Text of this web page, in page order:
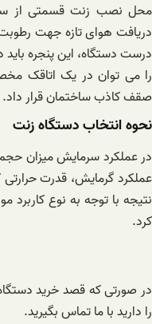
محل نصب زنت قسمتی از
دریافت هوای تازه جهت
درست دستگاه، این پنجره باید
را می توان در یک اتاقک
صقف کاذب ساختمان قرار داد.
نحوه انتخاب دستگاه زنت
نتیجه با توجه به نوع کاربرد
کرد.
در صورتی که قصد خرید
را دارید با ما تماس بگیرید.